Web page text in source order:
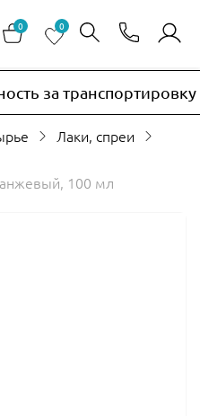
0 0
за
Лаки, спреи
100 мл